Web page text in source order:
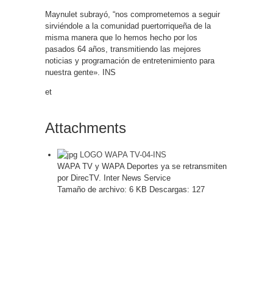
Maynulet subrayó, “nos comprometemos a seguir
sirviéndole a la comunidad puertorriqueña de la
misma manera que lo hemos hecho por los
pasados 64 años, transmitiendo las mejores
noticias y programación de entretenimiento para
nuestra gente». INS
et
Attachments
LOGO WAPA TV-04-INS
WAPA TV y WAPA Deportes ya se retransmiten
por DirecTV. Inter News Service
Tamaño de archivo: 6 KB Descargas: 127